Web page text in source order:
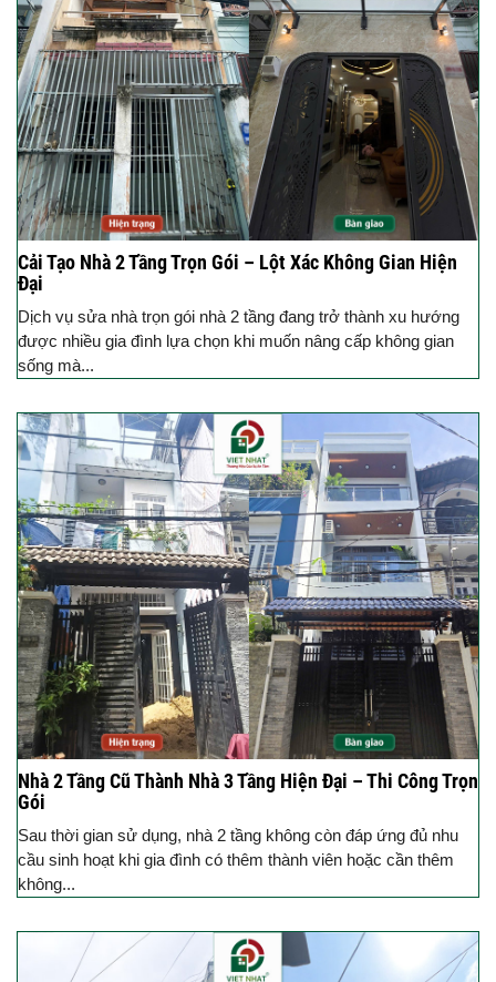
Cải Tạo Nhà 2 Tầng Trọn Gói – Lột Xác Không Gian Hiện
Đại
Dịch vụ sửa nhà trọn gói nhà 2 tầng đang trở thành xu hướng
được nhiều gia đình lựa chọn khi muốn nâng cấp không gian
sống mà...
Nhà 2 Tầng Cũ Thành Nhà 3 Tầng Hiện Đại – Thi Công Trọn
Gói
Sau thời gian sử dụng, nhà 2 tầng không còn đáp ứng đủ nhu
cầu sinh hoạt khi gia đình có thêm thành viên hoặc cần thêm
không...